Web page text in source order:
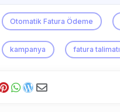
Otomatik Fatura Ödeme
kampanya fatura talimatı